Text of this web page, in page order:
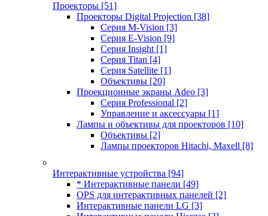
Проекторы [51]
Проекторы Digital Projection [38]
Серия M-Vision [3]
Серия E-Vision [9]
Серия Insight [1]
Серия Titan [4]
Серия Satellite [1]
Объективы [20]
Проекционные экраны Adeo [3]
Серия Professional [2]
Управление и аксессуары [1]
Лампы и объективы для проекторов [10]
Объективы [2]
Лампы проекторов Hitachi, Maxell [8]
Интерактивные устройства [94]
* Интерактивные панели [49]
OPS для интерактивных панелей [2]
Интерактивные панели LG [3]